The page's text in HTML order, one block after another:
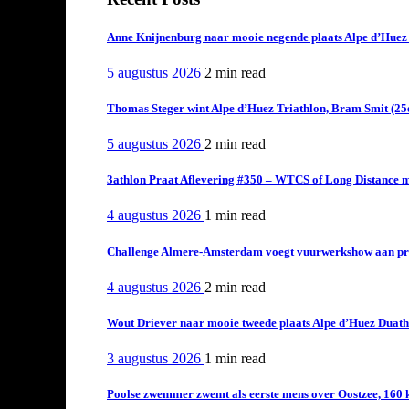
Anne Knijnenburg naar mooie negende plaats Alpe
5 augustus 2026 2 min read
Thomas Steger wint Alpe d’Huez Triathlon, Bram Smit
5 augustus 2026 2 min read
3athlon Praat Aflevering #350 – WTCS of Long Distance
4 augustus 2026 1 min read
Challenge Almere-Amsterdam voegt vuurwerkshow aan
4 augustus 2026 2 min read
Wout Driever naar mooie tweede plaats Alpe d’Huez
3 augustus 2026 1 min read
Poolse zwemmer zwemt als eerste mens over Oostzee,